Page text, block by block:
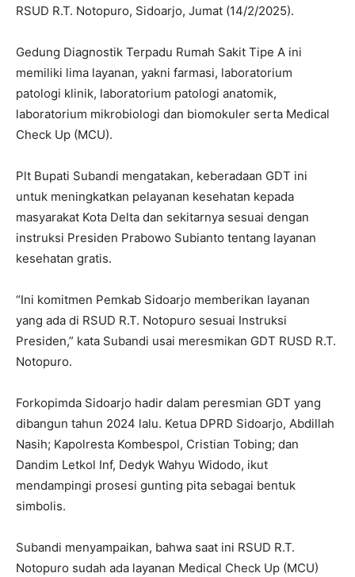
RSUD R.T. Notopuro, Sidoarjo, Jumat (14/2/2025).
Gedung Diagnostik Terpadu Rumah Sakit Tipe A ini
memiliki lima layanan, yakni farmasi, laboratorium
patologi klinik, laboratorium patologi anatomik,
laboratorium mikrobiologi dan biomokuler serta Medical
Check Up (MCU).
Plt Bupati Subandi mengatakan, keberadaan GDT ini
untuk meningkatkan pelayanan kesehatan kepada
masyarakat Kota Delta dan sekitarnya sesuai dengan
instruksi Presiden Prabowo Subianto tentang layanan
kesehatan gratis.
“Ini komitmen Pemkab Sidoarjo memberikan layanan
yang ada di RSUD R.T. Notopuro sesuai Instruksi
Presiden,” kata Subandi usai meresmikan GDT RUSD R.T.
Notopuro.
Forkopimda Sidoarjo hadir dalam peresmian GDT yang
dibangun tahun 2024 lalu. Ketua DPRD Sidoarjo, Abdillah
Nasih; Kapolresta Kombespol, Cristian Tobing; dan
Dandim Letkol Inf, Dedyk Wahyu Widodo, ikut
mendampingi prosesi gunting pita sebagai bentuk
simbolis.
Subandi menyampaikan, bahwa saat ini RSUD R.T.
Notopuro sudah ada layanan Medical Check Up (MCU)